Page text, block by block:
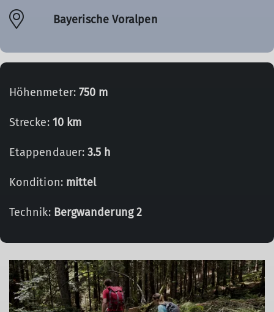
Bayerische Voralpen
Höhenmeter: 750 m
Strecke: 10 km
Etappendauer:3.5 h
Kondition: mittel
Technik: Bergwanderung 2